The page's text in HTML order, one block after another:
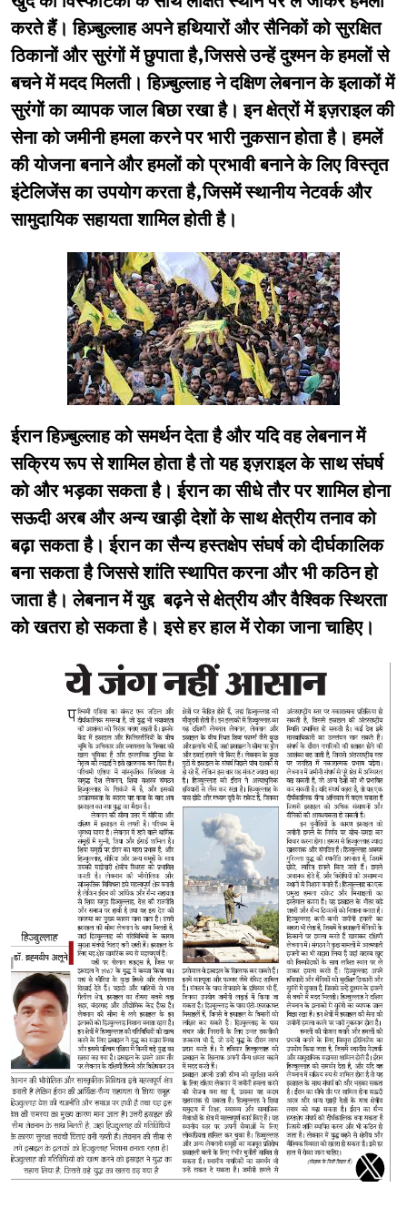
करते हैं। हिज़्बुल्लाह अपने हथियारों और सैनिकों को सुरक्षित
ठिकानों और सुरंगों में छुपाता है,जिससे उन्हें दुश्मन के हमलों से
बचने में मदद मिलती। हिज़्बुल्लाह ने दक्षिण लेबनान के इलाकों में
सुरंगों का व्यापक जाल बिछा रखा है। इन क्षेत्रों में इज़राइल की
सेना को जमीनी हमला करने पर भारी नुकसान होता है। हमलें
की योजना बनाने और हमलों को प्रभावी बनाने के लिए विस्तृत
इंटेलिजेंस का उपयोग करता है,जिसमें स्थानीय नेटवर्क और
सामुदायिक सहायता शामिल होती है।
ईरान हिज़्बुल्लाह को समर्थन देता है और यदि वह लेबनान में
सक्रिय रूप से शामिल होता है तो यह इज़राइल के साथ संघर्ष
को और भड़का सकता है। ईरान का सीधे तौर पर शामिल होना
सऊदी अरब और अन्य खाड़ी देशों के साथ क्षेत्रीय तनाव को
बढ़ा सकता है। ईरान का सैन्य हस्तक्षेप संघर्ष को दीर्घकालिक
बना सकता है जिससे शांति स्थापित करना और भी कठिन हो
जाता है। लेबनान में युद्द बढ़ने से क्षेत्रीय और वैश्विक स्थिरता
को खतरा हो सकता है। इसे हर हाल में रोका जाना चाहिए।